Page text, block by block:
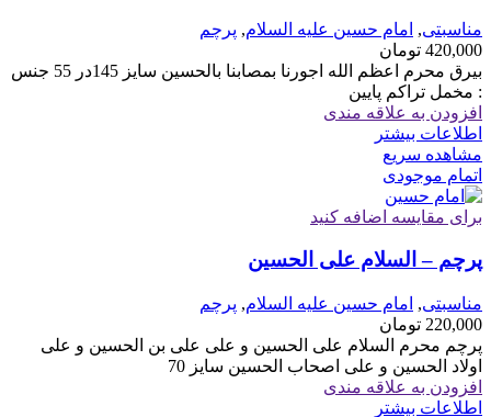
مناسبتی, امام حسین علیه السلام, پرچم
420,000 تومان
بیرق محرم اعظم الله اجورنا بمصابنا بالحسین سایز 145در 55 جنس
: مخمل تراکم پایین
افزودن به علاقه مندی
اطلاعات بیشتر
مشاهده سریع
اتمام موجودی
برای مقایسه اضافه کنید
پرچم – السلام علی الحسین
مناسبتی, امام حسین علیه السلام, پرچم
220,000 تومان
پرچم محرم السلام علی الحسین و علی علی بن الحسین و علی
اولاد الحسین و علی اصحاب الحسین سایز 70
افزودن به علاقه مندی
اطلاعات بیشتر